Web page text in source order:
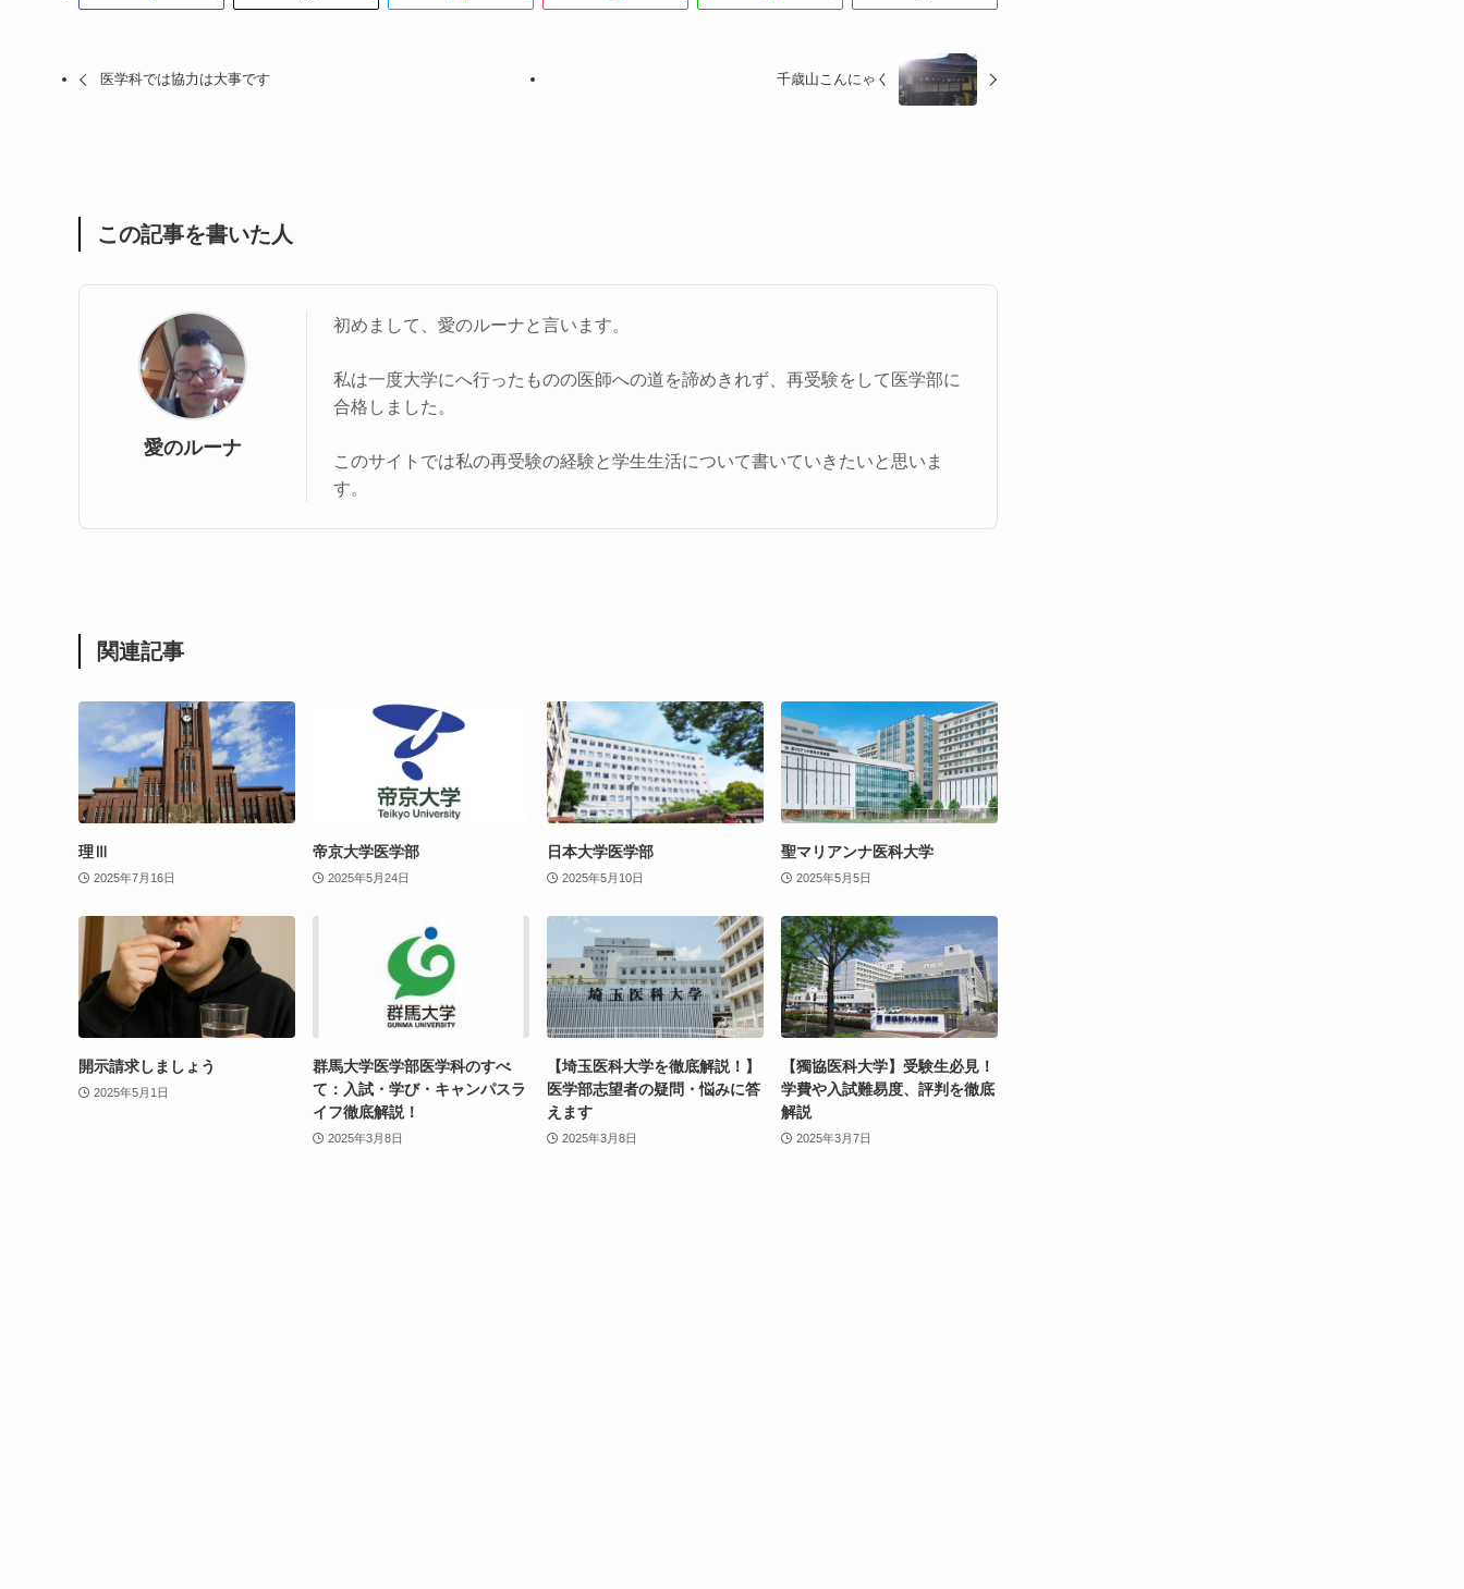
医学科では協力は大事です 千歳山こんにゃく
この記事を書いた人
愛のルーナ
初めまして、愛のルーナと言います。
私は一度大学にへ行ったものの医師への道を諦めきれず、再受験をして医学部に
合格しました。
このサイトでは私の再受験の経験と学生生活について書いていきたいと思いま
す。
関連記事
理Ⅲ
2025年7月16日
帝京大学医学部
2025年5月24日
日本大学医学部
2025年5月10日
聖マリアンナ医科大学
2025年5月5日
開示請求しましょう
2025年5月1日
群馬大学医学部医学科のすべ
て：入試・学び・キャンパスラ
イフ徹底解説！
2025年3月8日
【埼玉医科大学を徹底解説！】
医学部志望者の疑問・悩みに答
えます
2025年3月8日
【獨協医科大学】受験生必見！
学費や入試難易度、評判を徹底
解説
2025年3月7日